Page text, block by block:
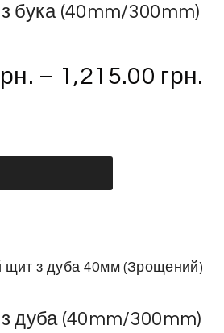
бука (40mm/300mm)
– 1,215.00 грн.
дуба (40mm/300mm)